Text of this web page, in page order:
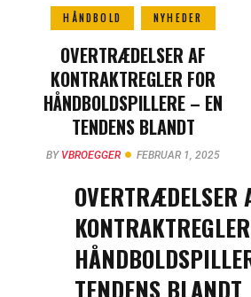
HÅNDBOLD NYHEDER
OVERTRÆDELSER AF
KONTRAKTREGLER FOR
HÅNDBOLDSPILLERE – EN
TENDENS BLANDT
STJERNER
BY VBROEGGER FEBRUAR 1, 2025
OVERTRÆDELSER
TENDENS BLANDT